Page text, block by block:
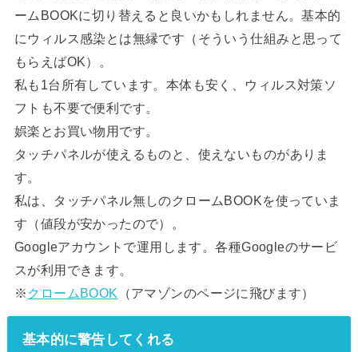
ームBOOKに切り替えると良いかもしれません。基本的
にウィルス感染とは無縁です（そういう仕組みと思って
もらえばOK）。
私も1台所有しています。本体も安く、ウィルス対策ソ
フトも不要で便利です。
娯楽とお買い物用です。
タッチパネルが使えるものと、使えないものがありま
す。
私は、タッチパネル無しのクロームBOOKを使っていま
す（値段が安かったので）。
Googleアカウントで運用します。各種Googleのサービ
スが利用できます。
※ クロームBOOK （アマゾンのページに飛びます）
基本的に警告してくれる